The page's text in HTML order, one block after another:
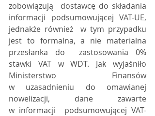
zobowiązują  dostawcę do składania
informacji podsumowującej VAT-UE,
jednakże również  w tym przypadku
jest to formalna, a nie materialna
przesłanka do  zastosowania 0%
stawki VAT w WDT. Jak wyjaśniło
Ministerstwo Finansów
w uzasadnieniu do omawianej
nowelizacji, dane zawarte
w informacji  podsumowującej VAT-